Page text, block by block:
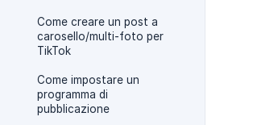
Come creare un post a
carosello/multi-foto per
TikTok
Come impostare un
programma di
pubblicazione